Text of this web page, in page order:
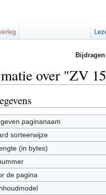
over "ZV
paginanaam
sorteerwijze
(in bytes)
de pagina